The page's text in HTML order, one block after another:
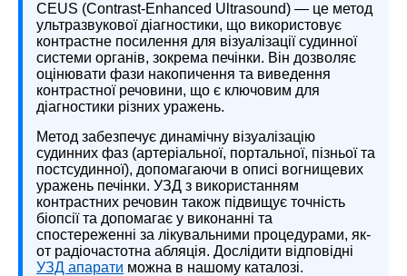
CEUS (Contrast-Enhanced Ultrasound) — це метод
ультразвукової діагностики, що використовує
контрастне посилення для візуалізації судинної
системи органів, зокрема печінки. Він дозволяє
оцінювати фази накопичення та виведення
контрастної речовини, що є ключовим для
діагностики різних уражень.
Метод забезпечує динамічну візуалізацію
судинних фаз (артеріальної, портальної, пізньої та
постсудинної), допомагаючи в описі вогнищевих
уражень печінки. УЗД з використанням
контрастних речовин також підвищує точність
біопсії та допомагає у виконанні та
спостереженні за лікувальними процедурами, як-
от радіочастотна абляція. Дослідити відповідні
УЗД апарати можна в нашому каталозі.